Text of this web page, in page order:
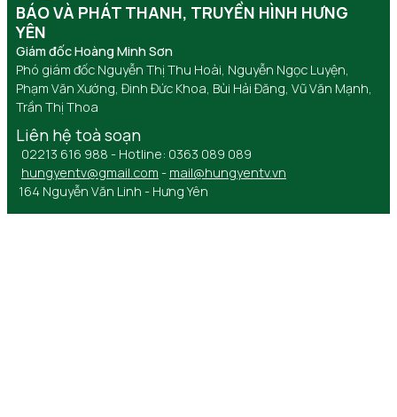
BÁO VÀ PHÁT THANH, TRUYỀN HÌNH HƯNG
YÊN
Giám đốc Hoàng Minh Sơn
Phó giám đốc Nguyễn Thị Thu Hoài, Nguyễn Ngọc Luyện,
Phạm Văn Xướng, Đinh Đức Khoa, Bùi Hải Đăng, Vũ Văn Mạnh,
Trần Thị Thoa
Liên hệ toà soạn
02213 616 988 - Hotline: 0363 089 089
hungyentv@gmail.com - mail@hungyentv.vn
164 Nguyễn Văn Linh - Hưng Yên